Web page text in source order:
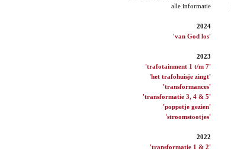
alle informatie
2024
'van God los'
2023
'trafotainment 1 t/m 7'
'het trafohuisje zingt'
'transformances'
'transformatie 3, 4 & 5'
'poppetje gezien'
'stroomstootjes'
2022
'transformatie 1 & 2'